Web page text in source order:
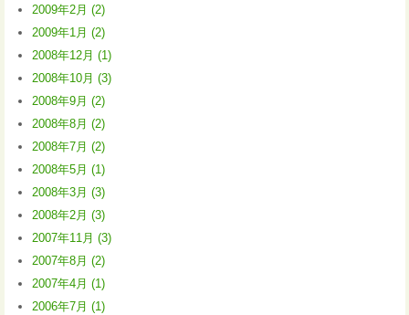
2009年2月 (2)
2009年1月 (2)
2008年12月 (1)
2008年10月 (3)
2008年9月 (2)
2008年8月 (2)
2008年7月 (2)
2008年5月 (1)
2008年3月 (3)
2008年2月 (3)
2007年11月 (3)
2007年8月 (2)
2007年4月 (1)
2006年7月 (1)